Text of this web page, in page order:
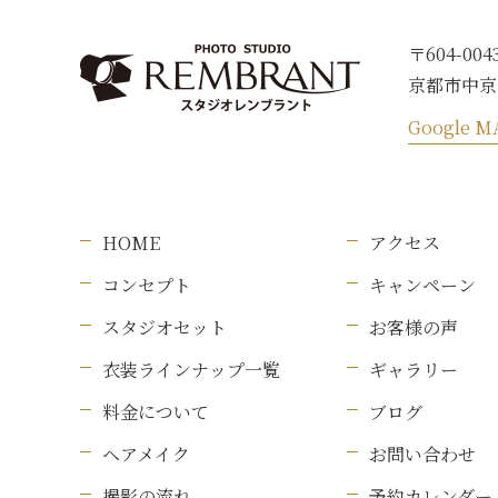
〒604-
京都市中
Google
HOME
コンセプト
スタジオセット
衣装ラインナップ一覧
料金について
ヘアメイク
アクセス
キャンペーン
お客様の声
ギャラリー
ブログ
お問い合わせ